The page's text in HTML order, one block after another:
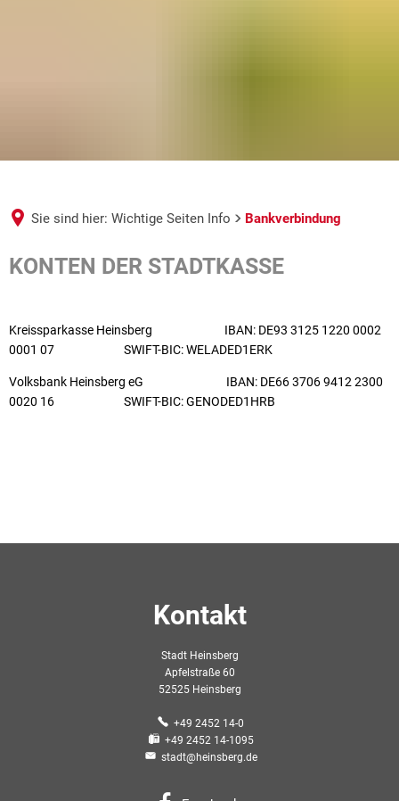
Sie sind hier: Wichtige Seiten Info Bankverbindung
Bankverbindung
KONTEN DER STADTKASSE
Kreissparkasse Heinsberg IBAN: DE93 3125 1220 0002
0001 07 SWIFT-BIC: WELADED1ERK
Volksbank Heinsberg eG IBAN: DE66 3706 9412 2300
0020 16 SWIFT-BIC: GENODED1HRB
Kontakt
Stadt Heinsberg
Apfelstraße 60
52525 Heinsberg
+49 2452 14-0
+49 2452 14-1095
stadt@heinsberg.de